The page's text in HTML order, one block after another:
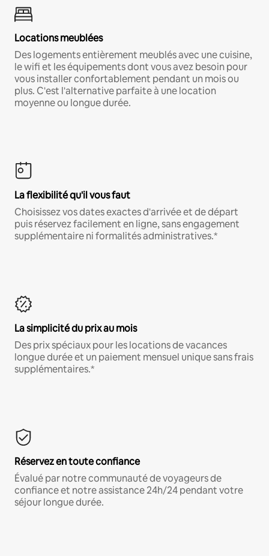
Locations meublées
Des logements entièrement meublés avec une cuisine,
le wifi et les équipements dont vous avez besoin pour
vous installer confortablement pendant un mois ou
plus. C'est l'alternative parfaite à une location
moyenne ou longue durée.
La flexibilité qu'il vous faut
Choisissez vos dates exactes d'arrivée et de départ
puis réservez facilement en ligne, sans engagement
supplémentaire ni formalités administratives.*
La simplicité du prix au mois
Des prix spéciaux pour les locations de vacances
longue durée et un paiement mensuel unique sans frais
supplémentaires.*
Réservez en toute confiance
Évalué par notre communauté de voyageurs de
confiance et notre assistance 24h/24 pendant votre
séjour longue durée.